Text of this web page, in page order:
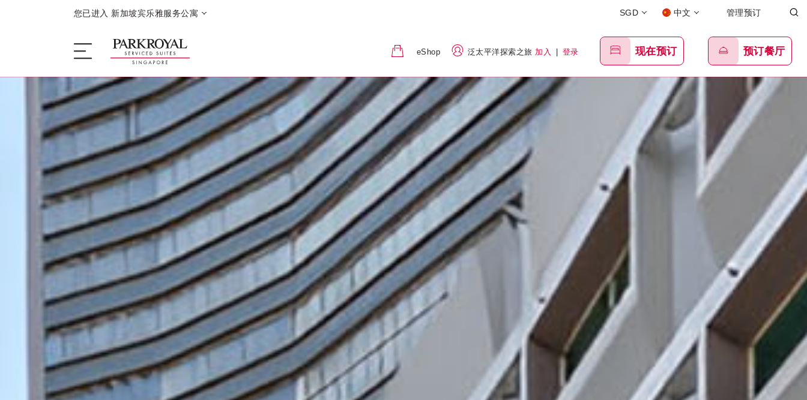
您已进入 新加坡宾乐雅服务公寓 SGD 中文 管理预订
eShop 泛太平洋探索之旅 加入 | 登录 现在预订 预订餐厅
服务公寓
睡眠
餐饮
优惠
享受
泛太平洋酒店的探索之旅
新加坡宾乐雅服务公寓
回到全球首页